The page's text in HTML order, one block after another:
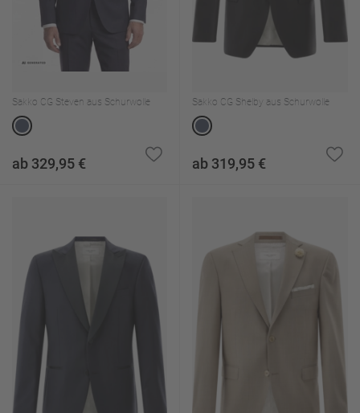
Sakko CG Steven aus Schurwolle
ab 329,95 €
Sakko CG Shelby aus Schurwolle
ab 319,95 €